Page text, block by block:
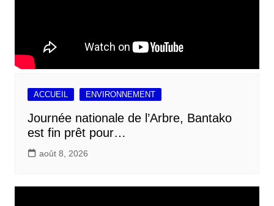
ACCUEIL ENVIRONNEMENT
Journée nationale de l’Arbre, Bantako
est fin prêt pour…
août 8, 2026